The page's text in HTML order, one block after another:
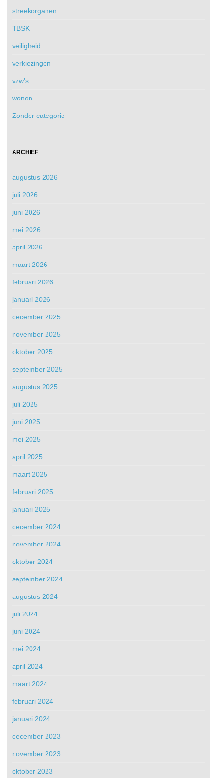
streekorganen
TBSK
veiligheid
verkiezingen
vzw's
wonen
Zonder categorie
ARCHIEF
augustus 2026
juli 2026
juni 2026
mei 2026
april 2026
maart 2026
februari 2026
januari 2026
december 2025
november 2025
oktober 2025
september 2025
augustus 2025
juli 2025
juni 2025
mei 2025
april 2025
maart 2025
februari 2025
januari 2025
december 2024
november 2024
oktober 2024
september 2024
augustus 2024
juli 2024
juni 2024
mei 2024
april 2024
maart 2024
februari 2024
januari 2024
december 2023
november 2023
oktober 2023